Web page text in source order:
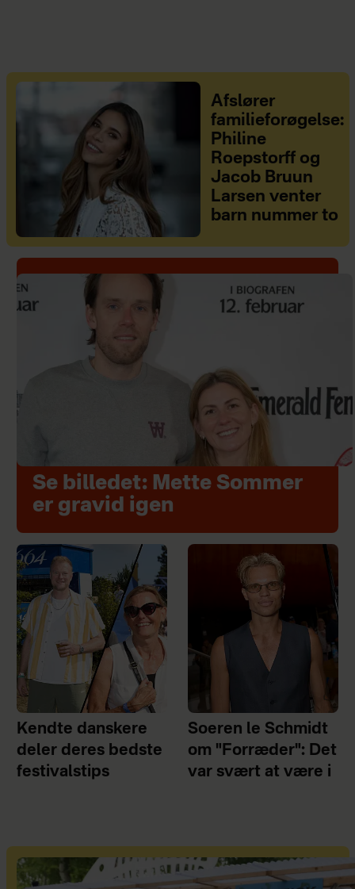
Afslører
familieforøgelse:
Philine
Roepstorff og
Jacob Bruun
Larsen venter
barn nummer to
Se billedet: Mette Sommer
er gravid igen
Kendte danskere
deler deres bedste
festivalstips
Soeren le Schmidt
om "Forræder": Det
var svært at være i